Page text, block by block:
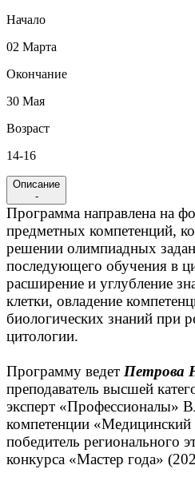
Начало
02 Марта
Окончание
30 Мая
Возраст
14-16
Описание
-
Программа направлена на
предметных компетенций,
решении олимпиадных
последующего обучения в
расширение и углубление
клетки, овладение
биологических знаний при
цитологии.
Программу ведет Петрова
преподаватель высшей
эксперт «Профессионалы»
компетенции
победитель регионального
конкурса «Мастер года»